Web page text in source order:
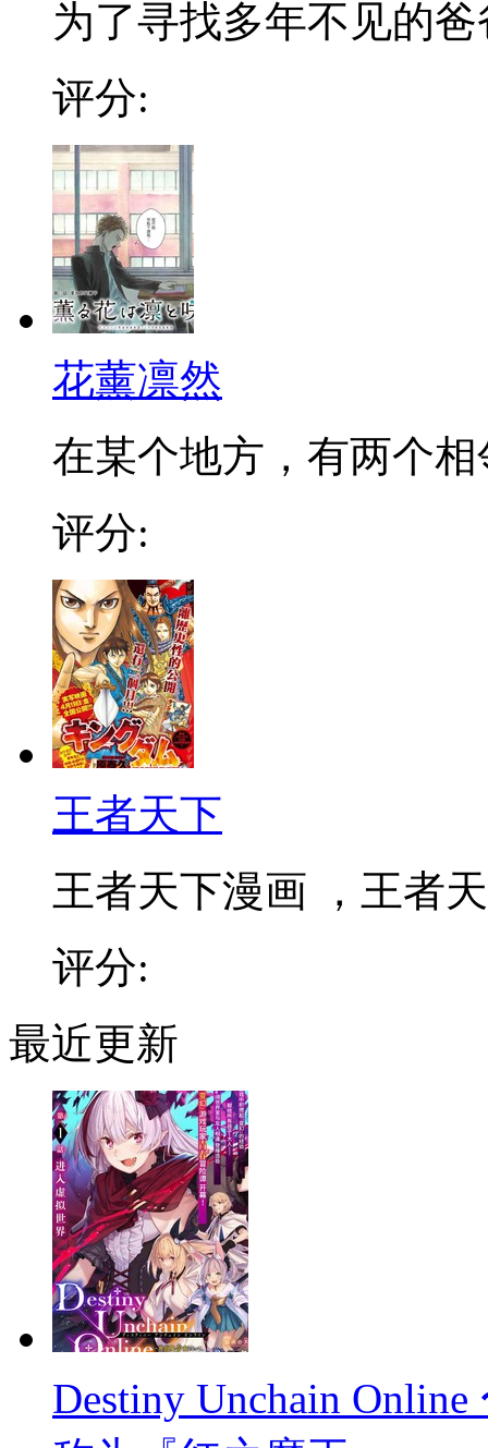
为了寻找多年不见的爸
评分:
花薰凛然
在某个地方，有两个相
评分:
王者天下
王者天下漫画 ，王者
评分:
最近更新
Destiny Unchain